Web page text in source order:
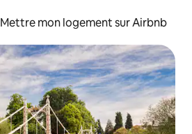
Mettre mon logement sur Airbnb